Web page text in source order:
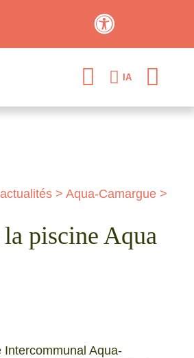
IA
> Aqua-Camargue >
piscine Aqua
Aqua-